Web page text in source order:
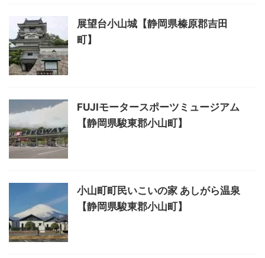
展望台小山城【静岡県榛原郡吉田
町】
FUJIモータースポーツミュージアム
【静岡県駿東郡小山町】
小山町町民いこいの家 あしがら温泉
【静岡県駿東郡小山町】